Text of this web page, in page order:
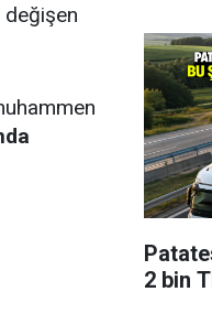
değişen
2 bin